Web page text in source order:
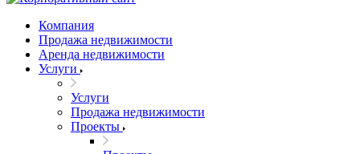
Компания
Продажа недвижимости
Аренда недвижимости
Услуги
Услуги
Продажа недвижимости
Проекты